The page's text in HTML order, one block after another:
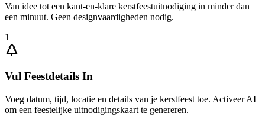
Van idee tot een kant-en-klare kerstfeestuitnodiging in minder dan
een minuut. Geen designvaardigheden nodig.
1
Vul Feestdetails In
Voeg datum, tijd, locatie en details van je kerstfeest toe. Activeer AI
om een feestelijke uitnodigingskaart te genereren.